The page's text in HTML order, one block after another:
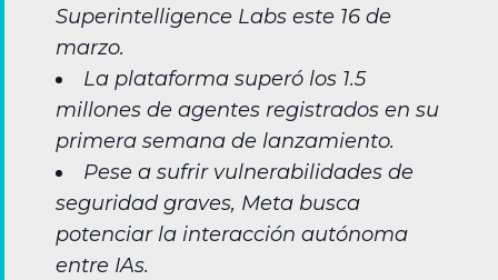
Superintelligence Labs este 16 de
marzo.
La plataforma superó los 1.5
millones de agentes registrados en su
primera semana de lanzamiento.
Pese a sufrir vulnerabilidades de
seguridad graves, Meta busca
potenciar la interacción autónoma
entre IAs.